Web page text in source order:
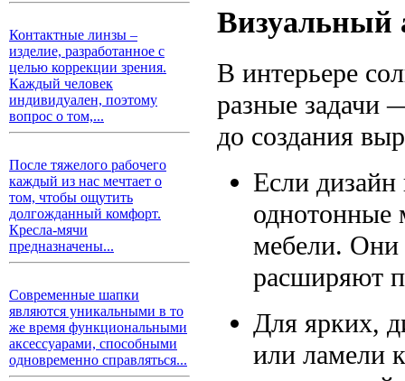
Контактные линзы –
изделие, разработанное с
целью коррекции зрения.
Каждый человек
индивидуален, поэтому
вопрос о том,...
После тяжелого рабочего
каждый из нас мечтает о
том, чтобы ощутить
долгожданный комфорт.
Кресла-мячи
предназначены...
Современные шапки
являются уникальными в то
же время функциональными
аксессуарами, способными
одновременно справляться...
Визуальный
В интерьере
разные задачи
до создания
Если
однотонные
мебели. Они
расширяют
Для ярких,
или ламели